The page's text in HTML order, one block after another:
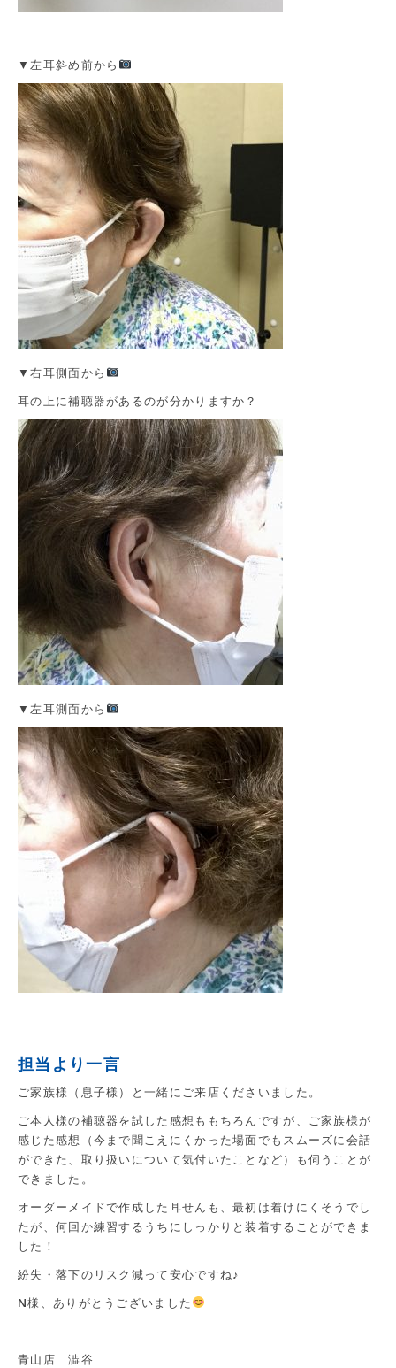
▼左耳斜め前から
▼右耳側面から
耳の上に補聴器があるのが分かりますか？
▼左耳測面から
担当より一言
ご家族様（息子様）と一緒にご来店くださいました。
ご本人様の補聴器を試した感想ももちろんですが、ご家族様が
感じた感想（今まで聞こえにくかった場面でもスムーズに会話
ができた、取り扱いについて気付いたことなど）も伺うことが
できました。
オーダーメイドで作成した耳せんも、最初は着けにくそうでし
たが、何回か練習するうちにしっかりと装着することができま
した！
紛失・落下のリスク減って安心ですね♪
N様、ありがとうございました
青山店 澁谷